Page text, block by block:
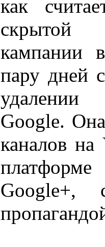
как
скрытой
кампании
пару дней
удалении
Google.
каналов на
Google+,